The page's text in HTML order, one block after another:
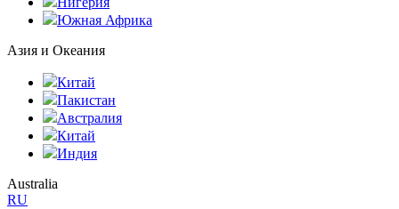
Южная Африка
Азия и Океания
Китай
Пакистан
Австралия
Китай
Индия
Australia
RU